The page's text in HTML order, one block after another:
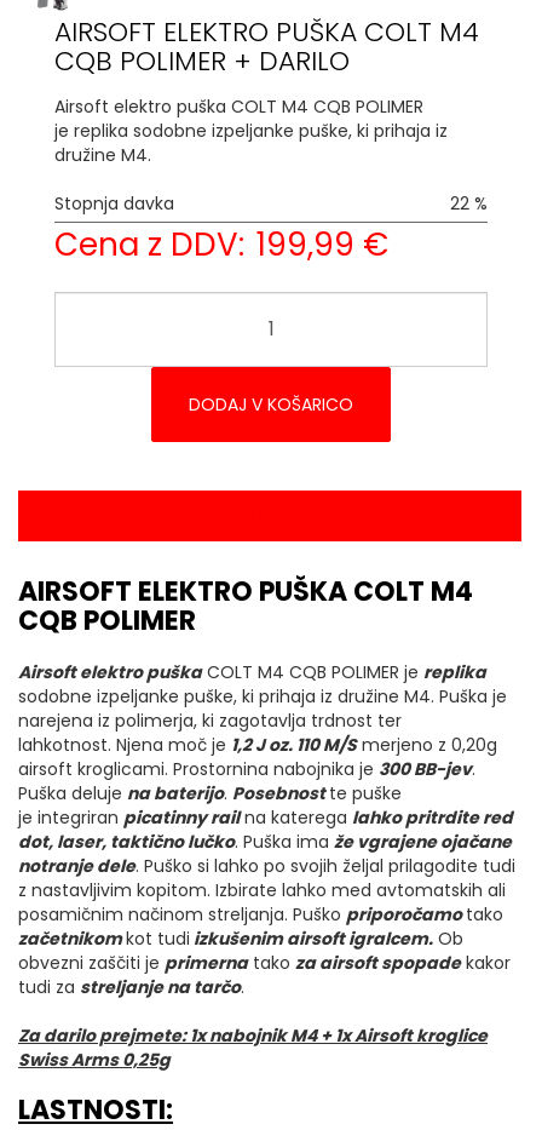
AIRSOFT ELEKTRO PUŠKA COLT M4
CQB POLIMER + DARILO
Airsoft elektro puška COLT M4 CQB POLIMER
je replika sodobne izpeljanke puške, ki prihaja iz
družine M4.
Stopnja davka
22 %
Cena z DDV: 199,99 €
DODAJ V KOŠARICO
AIRSOFT ELEKTRO PUŠKA COLT M4
CQB POLIMER
Airsoft elektro puškaCOLT M4 CQB POLIMER je replika
sodobne izpeljanke puške, ki prihaja iz družine M4. Puška je
narejena iz polimerja, ki zagotavlja trdnost ter
lahkotnost. Njena moč je 1,2 J oz. 110 M/Smerjeno z 0,20g
airsoft kroglicami. Prostornina nabojnika je 300 BB-jev.
Puška deluje na baterijo. Posebnostte puške
je integriran picatinny railna katerega lahko pritrdite red
dot, laser, taktično lučko. Puška ima že vgrajene ojačane
notranje dele. Puško si lahko po svojih željal prilagodite tudi
z nastavljivim kopitom. Izbirate lahko med avtomatskih ali
posamičnim načinom streljanja. Puško priporočamotako
začetnikomkot tudi izkušenim airsoft igralcem. Ob
obvezni zaščiti je primernatako za airsoft spopadekakor
tudi za streljanje na tarčo.
Za darilo prejmete: 1x nabojnik M4 + 1x Airsoft kroglice
Swiss Arms 0,25g
LASTNOSTI: